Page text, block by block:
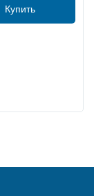
Купить